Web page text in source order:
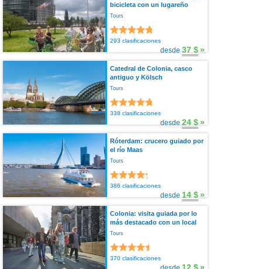
bicicleta con un lugareño
Tours
293 clasificaciones
desde 37 $»
Catedral de Colonia, casco
antiguo y Kölsch
Tours
338 clasificaciones
desde 24 $»
Róterdam: crucero guiado por
el río Maas
Tours
386 clasificaciones
desde 14 $»
Colonia: visita guiada por lo
más destacado con un local
Tours
370 clasificaciones
12 $»